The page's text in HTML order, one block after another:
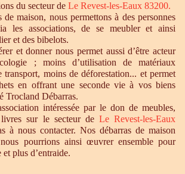
du secteur de Le Revest-les-Eaux 83200.
de maison, nous permettons à des personnes
les associations, de se meubler et ainsi
et des bibelots.
et donner nous permet aussi d’être acteur
; moins d’utilisation de matériaux
transport, moins de déforestation... et permet
en offrant une seconde vie à vos biens
Trocland Débarras.
intéressée par le don de meubles,
livres sur le secteur de Le Revest-les-Eaux
à nous contacter. Nos débarras de maison
pourrions ainsi œuvrer ensemble pour
plus d’entraide.